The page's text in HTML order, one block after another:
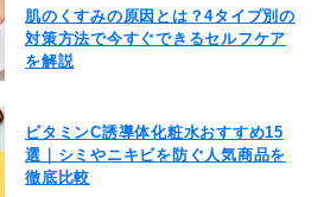
肌のくすみの原因とは？4タイプ別の
対策方法で今すぐできるセルフケア
を解説
ビタミンC誘導体化粧水おすすめ15
選｜シミやニキビを防ぐ人気商品を
徹底比較